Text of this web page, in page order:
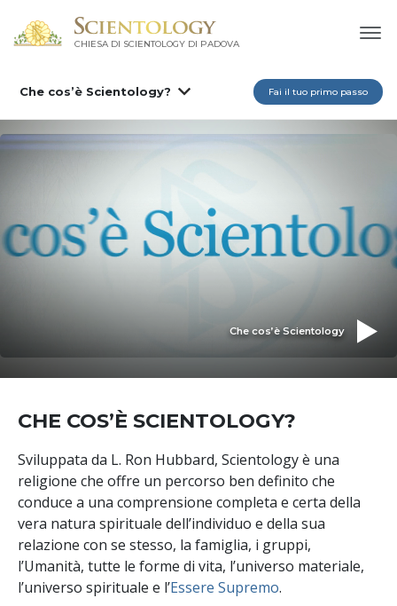
CHIESA DI SCIENTOLOGY DI PADOVA
Che cos’è Scientology? Fai il tuo primo passo
Che cos’è Scientology
CHE COS’È SCIENTOLOGY?
Sviluppata da L. Ron Hubbard, Scientology è una
religione che offre un percorso ben definito che
conduce a una comprensione completa e certa della
vera natura spirituale dell’individuo e della sua
relazione con se stesso, la famiglia, i gruppi,
l’Umanità, tutte le forme di vita, l’universo materiale,
l’universo spirituale e l’Essere Supremo.